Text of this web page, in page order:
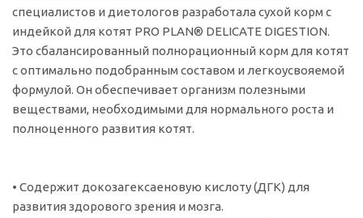
специалистов и диетологов разработала сухой корм с
индейкой для котят PRO PLAN® DELICATE DIGESTION.
Это сбалансированный полнорационный корм для котят
с оптимально подобранным составом и легкоусвояемой
формулой. Он обеспечивает организм полезными
веществами, необходимыми для нормального роста и
полноценного развития котят.
• Содержит докозагексаеновую кислоту (ДГК) для
развития здорового зрения и мозга.